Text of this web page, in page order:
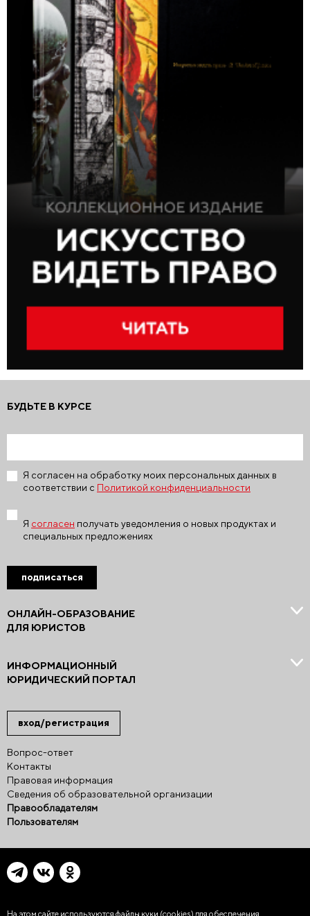
вход/регистрация
Вопрос-ответ
Контакты
Правовая информация
Сведения об образовательной организации
Правообладателям
Пользователям
ОНЛАЙН-ОБРАЗОВАНИЕ
ДЛЯ ЮРИСТОВ
ИНФОРМАЦИОННЫЙ
ЮРИДИЧЕСКИЙ ПОРТАЛ
БУДЬТЕ В КУРСЕ
Я согласен на обработку моих персональных данных в
соответствии с Политикой конфиденциальности
Я согласен получать уведомления о новых продуктах и
специальных предложениях
подписаться
На этом сайте используются файлы куки (cookies) для обеспечения